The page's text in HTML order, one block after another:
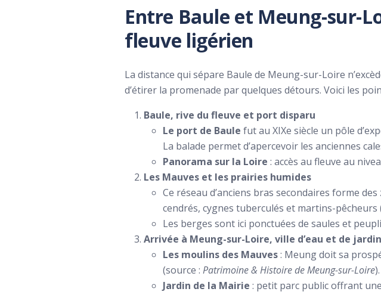
Entre Baule et Meung-sur-
fleuve ligérien
La distance qui sépare Baule de Meung-sur-Loire
d’étirer la promenade par quelques détours. Voici les
Baule, rive du fleuve et port disparu
Le port de Baule fut au XIXe siècle un pôle
La balade permet d’apercevoir les anciennes
Panorama sur la Loire : accès au fleuve au
Les Mauves et les prairies humides
Ce réseau d’anciens bras secondaires forme
cendrés, cygnes tuberculés et martins-pêcheurs
Les berges sont ici ponctuées de saules et
Arrivée à Meung-sur-Loire, ville d’eau et de
Les moulins des Mauves: Meung doit sa
(source : Patrimoine & Histoire de Meung-sur-Loire).
Jardin de la Mairie : petit parc public offrant